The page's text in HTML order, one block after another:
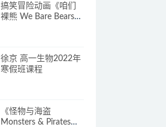
搞笑冒险动画《咱们
裸熊 We Bare Bears》
徐京 高一生物2022年
寒假班课程
《怪物与海盗
Monsters & Pirates》